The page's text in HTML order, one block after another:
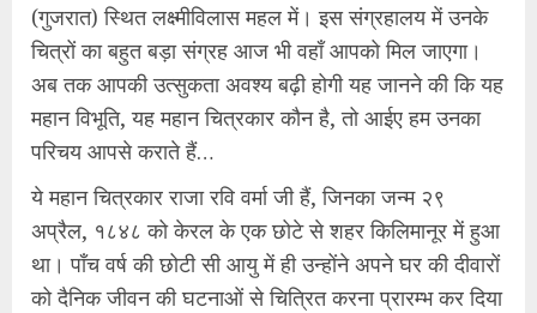
(गुजरात) स्थित लक्ष्मीविलास महल में। इस संग्रहालय में उनके
चित्रों का बहुत बड़ा संग्रह आज भी वहाँ आपको मिल जाएगा।
अब तक आपकी उत्सुकता अवश्य बढ़ी होगी यह जानने की कि यह
महान विभूति, यह महान चित्रकार कौन है, तो आईए हम उनका
परिचय आपसे कराते हैं…
ये महान चित्रकार राजा रवि वर्मा जी हैं, जिनका जन्म २९
अप्रैल, १८४८ को केरल के एक छोटे से शहर किलिमानूर में हुआ
था। पाँच वर्ष की छोटी सी आयु में ही उन्होंने अपने घर की दीवारों
को दैनिक जीवन की घटनाओं से चित्रित करना प्रारम्भ कर दिया